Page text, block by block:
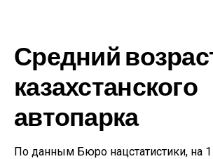
Средний
казахстанского
автопарка
По данным Бюро нацстатистики, на